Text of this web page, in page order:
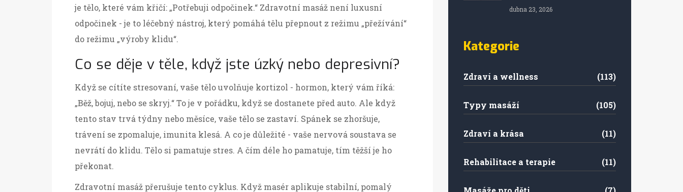
je tělo, které vám křičí: „Potřebuji odpočinek.“ Zdravotní masáž není luxusní
odpočinek - je to léčebný nástroj, který pomáhá tělu přepnout z režimu „přežívání“
do režimu „výroby klidu“.
Co se děje v těle, když jste úzký nebo depresivní?
Když se cítíte stresovaní, vaše tělo uvolňuje kortizol - hormon, který vám říká:
„Běž, bojuj, nebo se skryj.“ To je v pořádku, když se dostanete před auto. Ale když
tento stav trvá týdny nebo měsíce, vaše tělo se zastaví. Spánek se zhoršuje,
trávení se zpomaluje, imunita klesá. A co je důležité - vaše nervová soustava se
nevrátí do klidu. Tělo si pamatuje stres. A čím déle ho pamatuje, tím těžší je ho
překonat.
Zdravotní masáž přerušuje tento cyklus. Když masér aplikuje stabilní, pomalý
dubna 23, 2026
Kategorie
Zdraví a wellness (113)
Typy masáží (105)
Zdraví a krása (11)
Rehabilitace a terapie (11)